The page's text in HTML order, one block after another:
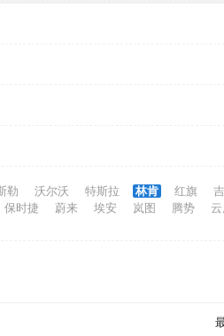
勒 沃尔沃 特斯拉 林肯 红旗
保时捷 蔚来 埃安 岚图 腾势